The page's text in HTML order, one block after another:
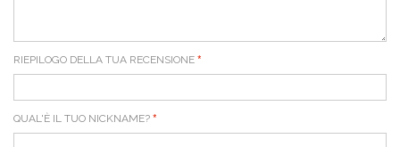
RIEPILOGO DELLA TUA RECENSIONE
QUAL'È IL TUO NICKNAME?